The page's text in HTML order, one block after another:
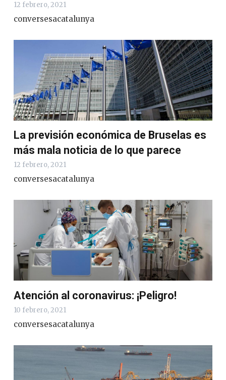
12 febrero, 2021
conversesacatalunya
La previsión económica de Bruselas es
más mala noticia de lo que parece
12 febrero, 2021
conversesacatalunya
Atención al coronavirus: ¡Peligro!
10 febrero, 2021
conversesacatalunya